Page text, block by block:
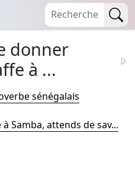
donner
à ...
sénégalais
Samba, attends de sav...